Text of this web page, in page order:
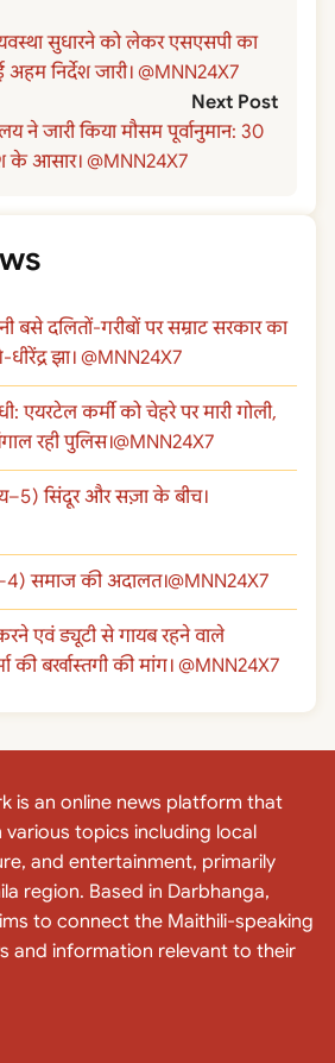
सुधारने को लेकर एसएसपी का
अहम निर्देश जारी। @MNN24X7
Next Post
ने जारी किया मौसम पूर्वानुमान: 30
के आसार। @MNN24X7
बसे दलितों-गरीबों पर सम्राट सरकार का
झा। @MNN24X7
एयरटेल कर्मी को चेहरे पर मारी गोली,
रही पुलिस।@MNN24X7
सिंदूर और सज़ा के बीच।
समाज की अदालत।@MNN24X7
एवं ड्यूटी से गायब रहने वाले
की बर्खास्तगी की मांग। @MNN24X7
is an online news platform that
topics including local
and entertainment, primarily
region. Based in Darbhanga,
to connect the Maithili-speaking
and information relevant to their